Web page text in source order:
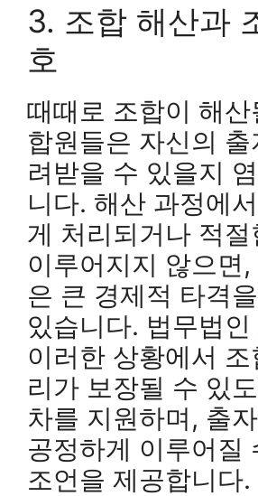
3. 조합 해산과
호
때때로 조합이 해산
합원들은 자신의
려받을 수 있을지
니다. 해산 과정에
게 처리되거나 적절
이루어지지 않으면
은 큰 경제적 타격
있습니다. 법무법
이러한 상황에서 조
리가 보장될 수 있
차를 지원하며, 출
공정하게 이루어질
조언을 제공합니다.